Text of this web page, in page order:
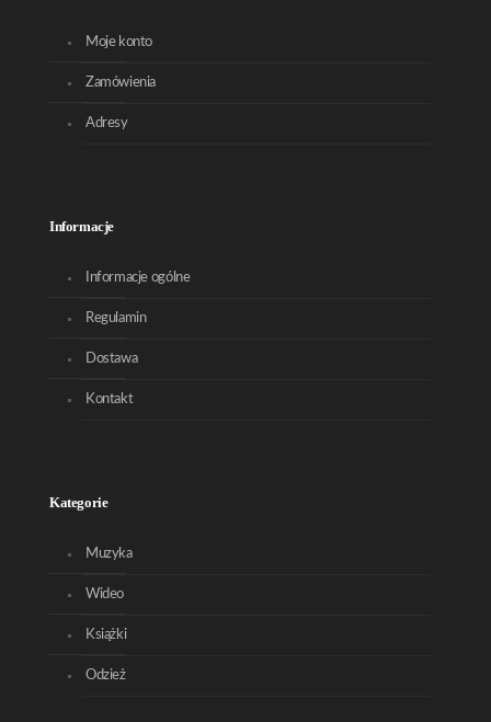
Moje konto
Zamówienia
Adresy
Informacje
Informacje ogólne
Regulamin
Dostawa
Kontakt
Kategorie
Muzyka
Wideo
Książki
Odzież